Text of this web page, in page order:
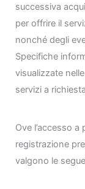
successiva
per offrire il
nonché degli
Specifiche
visualizzate
servizi a
Ove l’accesso
registrazione
valgono le